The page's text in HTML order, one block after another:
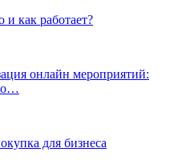
как работает?
онлайн мероприятий:
для бизнеса